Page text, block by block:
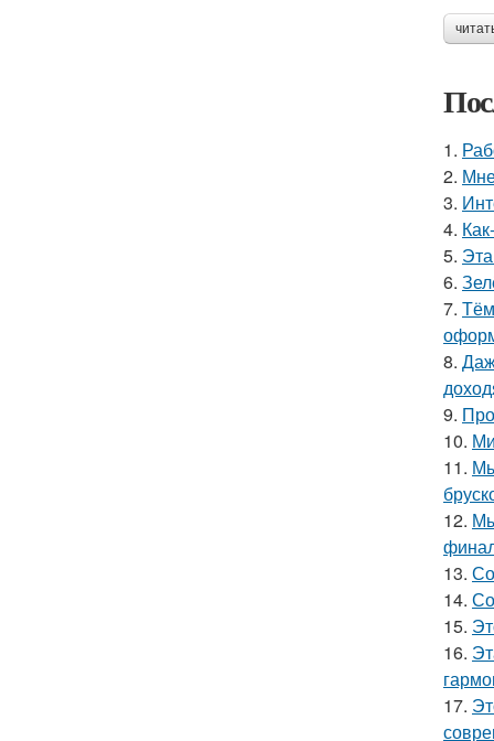
1.
2.
3.
4.
5.
6.
7.
8.
9.
10.
11.
12.
13.
14.
15.
16.
17.